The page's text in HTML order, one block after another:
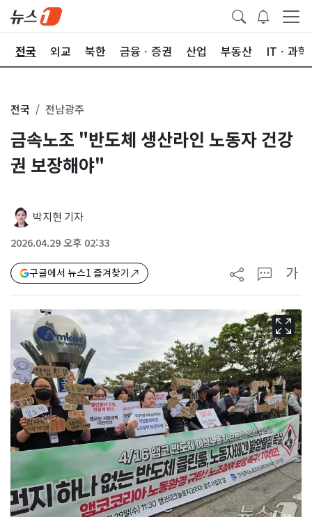
전국 외교 북한 금융ㆍ증권 산업 부동산 ITㆍ과학
전국 전남광주
금속노조 "반도체 생산라인 노동자 건강
권 보장해야"
박지현 기자
2026.04.29 오후 02:33
구글에서 뉴스1 즐겨찾기 가